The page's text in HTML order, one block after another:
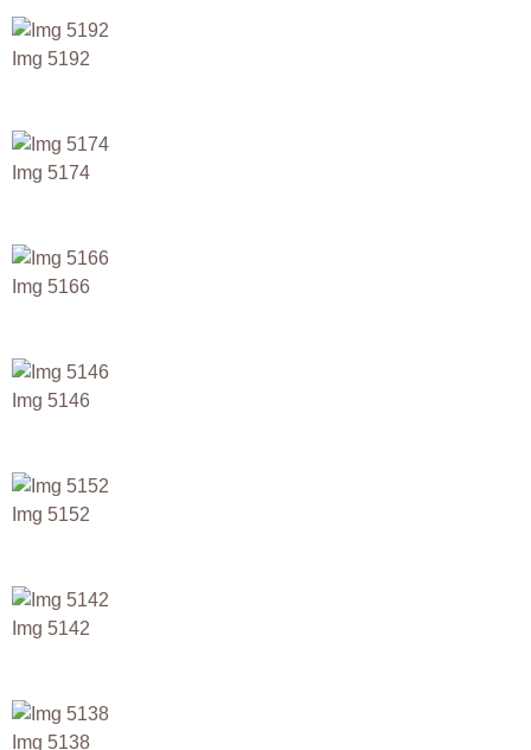
Img 5192
Img 5174
Img 5166
Img 5146
Img 5152
Img 5142
Img 5138